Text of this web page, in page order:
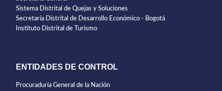
Sistema Distrital de Quejas y Soluciones
Secretaría Distrital de Desarrollo Económico - Bogotá
Instituto Distrital de Turismo
ENTIDADES DE CONTROL
Procuraduría General de la Nación